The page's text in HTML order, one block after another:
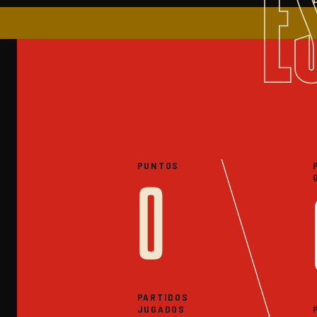
PUNTOS
0
PARTIDOS
JUGADOS